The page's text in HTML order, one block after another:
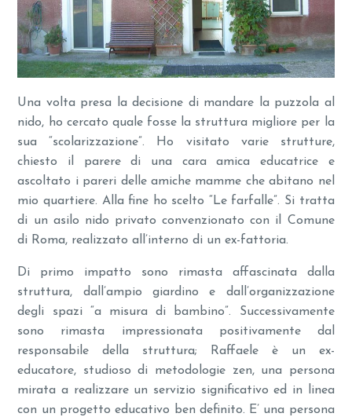
Una volta presa la decisione di mandare la puzzola al
nido, ho cercato quale fosse la struttura migliore per la
sua “scolarizzazione”. Ho visitato varie strutture,
chiesto il parere di una cara amica educatrice e
ascoltato i pareri delle amiche mamme che abitano nel
mio quartiere. Alla fine ho scelto “Le farfalle”. Si tratta
di un asilo nido privato convenzionato con il Comune
di Roma, realizzato all’interno di un ex-fattoria.
Di primo impatto sono rimasta affascinata dalla
struttura, dall’ampio giardino e dall’organizzazione
degli spazi “a misura di bambino”. Successivamente
sono rimasta impressionata positivamente dal
responsabile della struttura; Raffaele è un ex-
educatore, studioso di metodologie zen, una persona
mirata a realizzare un servizio significativo ed in linea
con un progetto educativo ben definito. E’ una persona